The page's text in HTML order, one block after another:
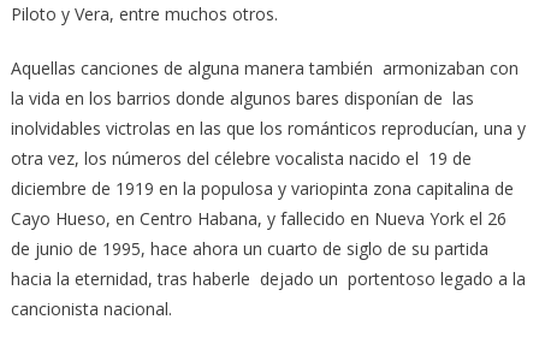
Piloto y Vera, entre muchos otros.
Aquellas canciones de alguna manera también armonizaban con
la vida en los barrios donde algunos bares disponían de las
inolvidables victrolas en las que los románticos reproducían, una y
otra vez, los números del célebre vocalista nacido el 19 de
diciembre de 1919 en la populosa y variopinta zona capitalina de
Cayo Hueso, en Centro Habana, y fallecido en Nueva York el 26
de junio de 1995, hace ahora un cuarto de siglo de su partida
hacia la eternidad, tras haberle dejado un portentoso legado a la
cancionista nacional.